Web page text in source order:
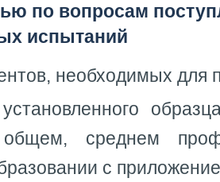
по вопросам
испытаний
необходимых для
среднем
с